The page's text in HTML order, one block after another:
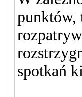
punktów,
spotkań